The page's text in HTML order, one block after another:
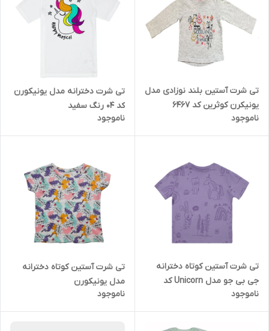
تی شرت آستین بلند نوزادی مدل
یونیکرن کوثرین کد 6467
ناموجود
تی شرت دخترانه مدل یونیکورن
کد 04 رنگ سفید
ناموجود
تی شرت آستین کوتاه دخترانه
جی بی جو مدل Unicorn کد
70156PU
ناموجود
تی شرت آستین کوتاه دخترانه
مدل یونیکورن
ناموجود